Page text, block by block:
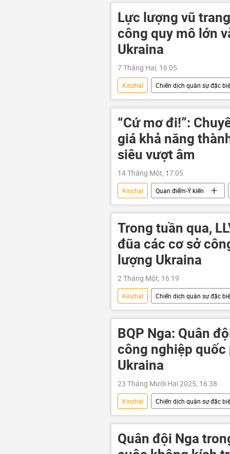
Lực lượng vũ
công quy mô lớn
Ukraina
7 Tháng Hai, 16:05
Kinzhal Chiến dịch quân sự đặc
Bộ Quốc phòng Nga
Ukraina
thông tin
DNR
Donetsk
Quân đội Ukraina
“Cứ mơ đi!”:
giá khả năng
siêu vượt âm
14 Tháng Một, 17:05
Kinzhal Quan điểm-Ý kiến
Nga
tên lửa
S-500
Vladimir Putin
Trong tuần qua,
đũa các cơ sở
lượng Ukraina
2 Tháng Một, 16:19
Kinzhal Chiến dịch quân sự đặc
Ukraina
Thế giới
Bộ Quốc phòng Nga
Kherson
BQP Nga: Quân
công nghiệp
Ukraina
23 Tháng Mười Hai 2025, 16:38
Kinzhal Chiến dịch quân sự đặc
Quân đội Nga
Nga
Ukraina
Quân đội Nga